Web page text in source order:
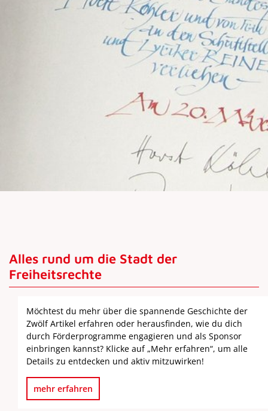
Alles rund um die Stadt der
Freiheitsrechte
Möchtest du mehr über die spannende Geschichte der
Zwölf Artikel erfahren oder herausfinden, wie du dich
durch Förderprogramme engagieren und als Sponsor
einbringen kannst? Klicke auf „Mehr erfahren“, um alle
Details zu entdecken und aktiv mitzuwirken!
mehr erfahren